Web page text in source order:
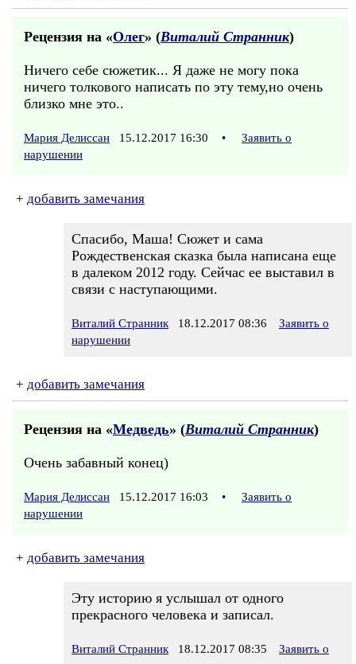
Рецензия на «Олег» (Виталий Странник)
Ничего себе сюжетик... Я даже не могу пока
ничего толкового написать по эту тему,но очень
близко мне это..
Мария Делиссан 15.12.2017 16:30 •
Заявить о
нарушении
+ добавить замечания
Спасибо, Маша! Сюжет и сама
Рождественская сказка была написана еще
в далеком 2012 году. Сейчас ее выставил в
связи с наступающими.
Виталий Странник 18.12.2017 08:36
Заявить о
нарушении
+ добавить замечания
Рецензия на «Медведь» (Виталий Странник)
Очень забавный конец)
Мария Делиссан 15.12.2017 16:03 •
Заявить о
нарушении
+ добавить замечания
Эту историю я услышал от одного
прекрасного человека и записал.
Виталий Странник 18.12.2017 08:35
Заявить о